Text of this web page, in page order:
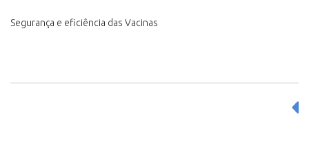
Segurança e eficiência das Vacinas